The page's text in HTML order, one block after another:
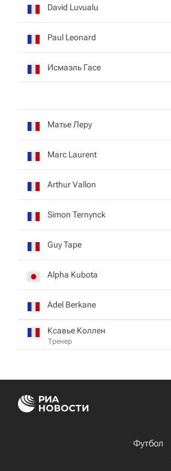
David Luvualu
Paul Leonard
Исмаэль Гасе
Матье Леру
Marc Laurent
Arthur Vallon
Simon Ternynck
Guy Tape
Alpha Kubota
Adel Berkane
Ксавье Коллен
Тренер
Футбол